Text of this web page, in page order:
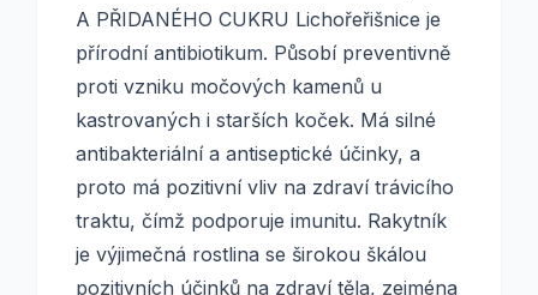
A PŘIDANÉHO CUKRU Lichořeřišnice je
přírodní antibiotikum. Působí preventivně
proti vzniku močových kamenů u
kastrovaných i starších koček. Má silné
antibakteriální a antiseptické účinky, a
proto má pozitivní vliv na zdraví trávicího
traktu, čímž podporuje imunitu. Rakytník
je výjimečná rostlina se širokou škálou
pozitivních účinků na zdraví těla, zejména